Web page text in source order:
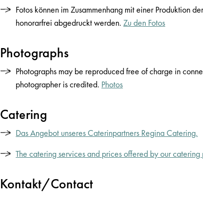
Fotos können im Zusammenhang mit einer Produktion
honorarfrei abgedruckt werden.Zu den Fotos
Photographs
Photographs may be reproduced free of charge in
photographer is credited. Photos
Catering
Das Angebot unseres Caterinpartners Regina Catering.
The catering services and prices offered by our
Kontakt/Contact